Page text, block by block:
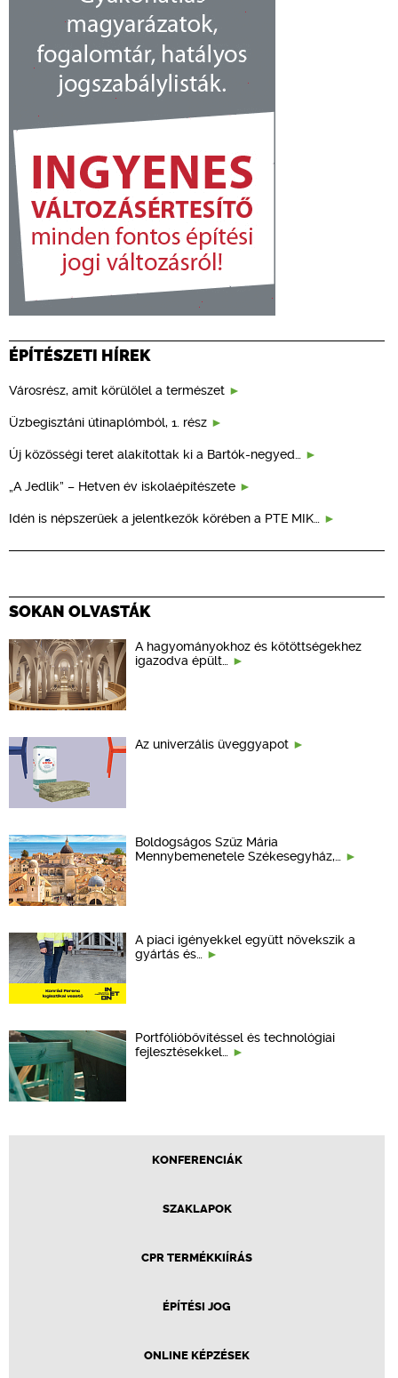
ÉPÍTÉSZETI HÍREK
Városrész, amit körülölel a természet
Üzbegisztáni útinaplómból, 1. rész
Új közösségi teret alakítottak ki a Bartók-negyed…
„A Jedlik” – Hetven év iskolaépítészete
Idén is népszerűek a jelentkezők körében a PTE MIK…
SOKAN OLVASTÁK
A hagyományokhoz és kötöttségekhez
igazodva épült…
Az univerzális üveggyapot
Boldogságos Szűz Mária
Mennybemenetele Székesegyház,…
A piaci igényekkel együtt növekszik a
gyártás és…
Portfólióbővítéssel és technológiai
fejlesztésekkel…
KONFERENCIÁK
SZAKLAPOK
CPR TERMÉKKIÍRÁS
ÉPÍTÉSI JOG
ONLINE KÉPZÉSEK